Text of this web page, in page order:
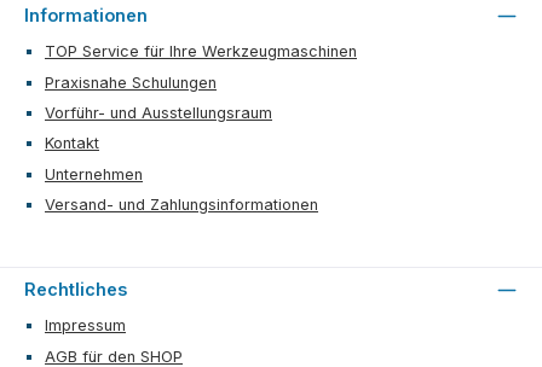
Informationen
TOP Service für Ihre Werkzeugmaschinen
Praxisnahe Schulungen
Vorführ- und Ausstellungsraum
Kontakt
Unternehmen
Versand- und Zahlungsinformationen
Rechtliches
Impressum
AGB für den SHOP